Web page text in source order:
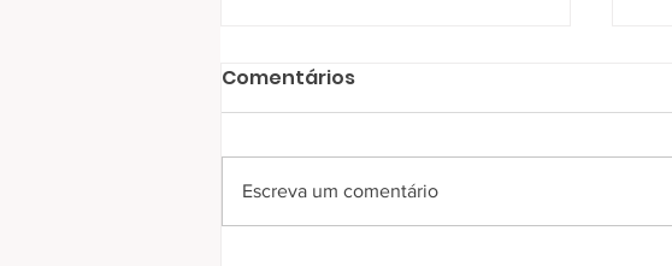
Comentários
Escreva um comentário